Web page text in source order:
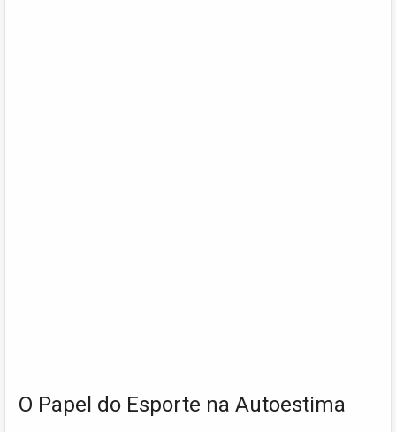
O Papel do Esporte na Autoestima